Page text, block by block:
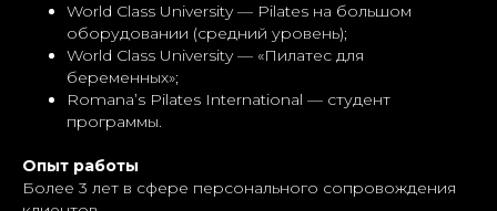
World Class University — Pilates на большом
оборудовании (средний уровень);
World Class University — «Пилатес для
беременных»;
Romana’s Pilates International — студент
программы.
Опыт работы
Более 3 лет в сфере персонального сопровождения